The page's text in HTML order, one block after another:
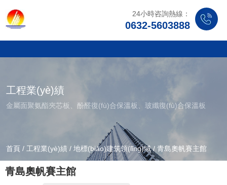
24小時咨詢熱線：
0632-5603888
工程業(yè)績
金屬面聚氨酯夾芯板、酚醛復(fù)合保溫板、玻纖復(fù)合保溫板
首頁 / 工程業(yè)績 / 地標(biāo)建筑領(lǐng)域 / 青島奧帆賽主館
青島奧帆賽主館